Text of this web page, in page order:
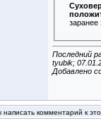
заранее
Последний
tyubik;
Добавлено
комментарий к